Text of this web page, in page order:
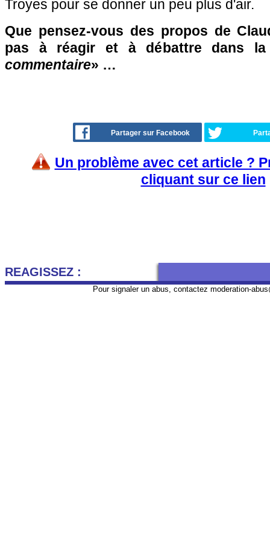
Troyes pour se donner un peu plus d'air.
Que pensez-vous des propos de
pas à réagir et à débattre dans
commentaire» …
Partager sur Facebook
Un problème avec cet article ?
cliquant sur ce lien
REAGISSEZ :
Pour signaler un abus, contactez moderation-